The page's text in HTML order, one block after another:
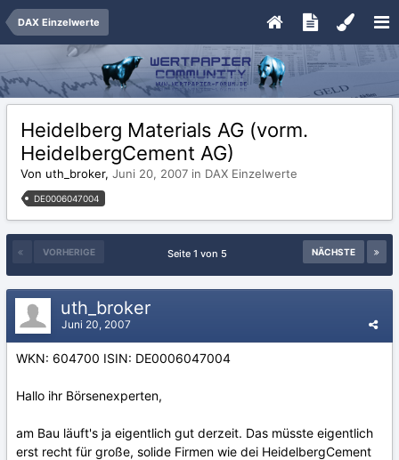
DAX Einzelwerte
Heidelberg Materials AG (vorm.
HeidelbergCement AG)
Von uth_broker, Juni 20, 2007 in DAX Einzelwerte
DE0006047004
VORHERIGE NÄCHSTE
Seite 1 von 5
uth_broker
Juni 20, 2007
WKN: 604700 ISIN: DE0006047004
Hallo ihr Börsenexperten,
am Bau läuft's ja eigentlich gut derzeit. Das müsste eigentlich
erst recht für große, solide Firmen wie dei HeidelbergCement